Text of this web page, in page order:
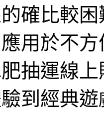
確比較困
用於不
抽運線
到經典